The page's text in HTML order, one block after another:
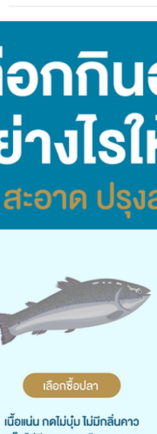
คนอาจจะเห็นและคุ้นเคยกับเครื่องน็อคสัตว์น้ำมาบ้